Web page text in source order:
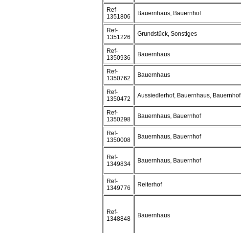
Ref-
1351806
Bauernhaus, Bauernhof
Ref-
1351226
Grundstück, Sonstiges
Ref-
1350936
Bauernhaus
Ref-
1350762
Bauernhaus
Ref-
1350472
Aussiedlerhof, Bauernhaus, Bauernhof
Ref-
1350298
Bauernhaus, Bauernhof
Ref-
1350008
Bauernhaus, Bauernhof
Ref-
1349834
Bauernhaus, Bauernhof
Ref-
1349776
Reiterhof
Ref-
1348848
Bauernhaus